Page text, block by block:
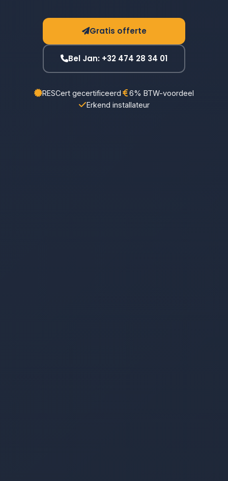
Gratis offerte
Bel Jan: +32 474 28 34 01
RESCert gecertificeerd
6% BTW-voordeel
Erkend installateur